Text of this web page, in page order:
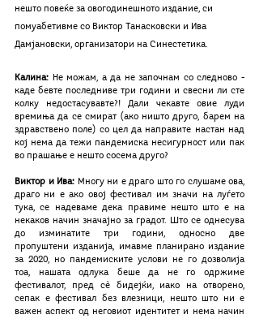
нешто повеќе за овогодинешното издание, си
помуабетивме со Виктор Танасковски и Ива
Дамјановски, организатори на Синестетика.
Kалина: Не можам, а да не започнам со следново -
каде бевте последниве три години и свесни ли сте
колку недостасувавте?! Дали чекавте овие луди
времиња да се смират (ако ништо друго, барем на
здравствено поле) со цел да направите настан над
кој нема да тежи пандемиска несигурност или пак
во прашање е нешто сосема друго?
Виктор и Ива: Многу ни е драго што го слушаме ова,
драго ни е ако овој фестивал им значи на луѓето
тука, се надеваме дека правиме нешто што е на
некаков начин значајно за градот. Што се однесува
до изминатите три години, односно две
пропуштени изданија, имавме планирано издание
за 2020, но пандемиските услови не го дозволија
тоа, нашата одлука беше да не го одржиме
фестивалот, пред сѐ бидејќи, иако на отворено,
сепак е фестивал без влезници, нешто што ни е
важен аспект од неговиот идентитет и нема начин